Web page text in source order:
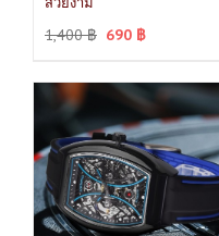
1,400฿ 690 ฿